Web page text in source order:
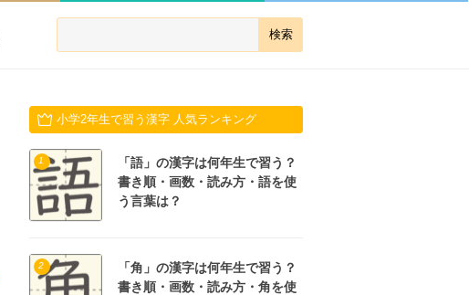
小学2年生で習う漢字 人気ランキング
1
「語」の漢字は何年生で習う？
書き順・画数・読み方・語を使
う言葉は？
2
「角」の漢字は何年生で習う？
書き順・画数・読み方・角を使